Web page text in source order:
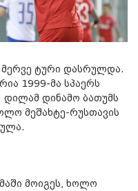
ტური დასრულდა.
1999-მა სპაერს
დინამო ბათუმს
მეშახტე-რუსთავის
მოიგეს, ხოლო